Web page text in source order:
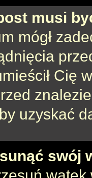
musi
mógł
Cię
uzyskać
swój